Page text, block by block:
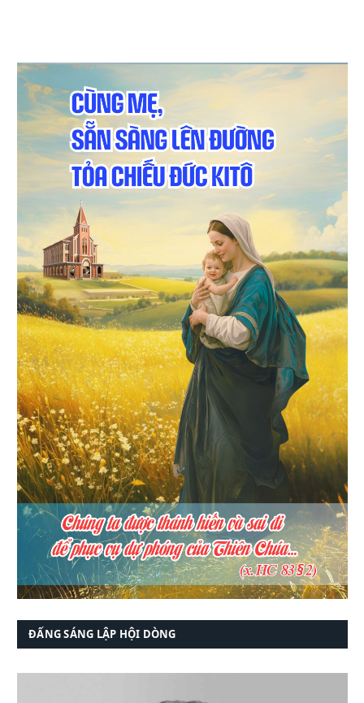
ĐẤNG SÁNG LẬP HỘI DÒNG